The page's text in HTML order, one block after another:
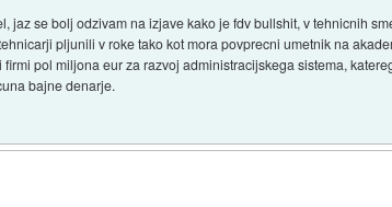
jaz se bolj odzivam na izjave kako je fdv bullshit, v tehnicnih
pljunili v roke tako kot mora povprecni umetnik na
pol miljona eur za razvoj administracijskega sistema,
bajne denarje.